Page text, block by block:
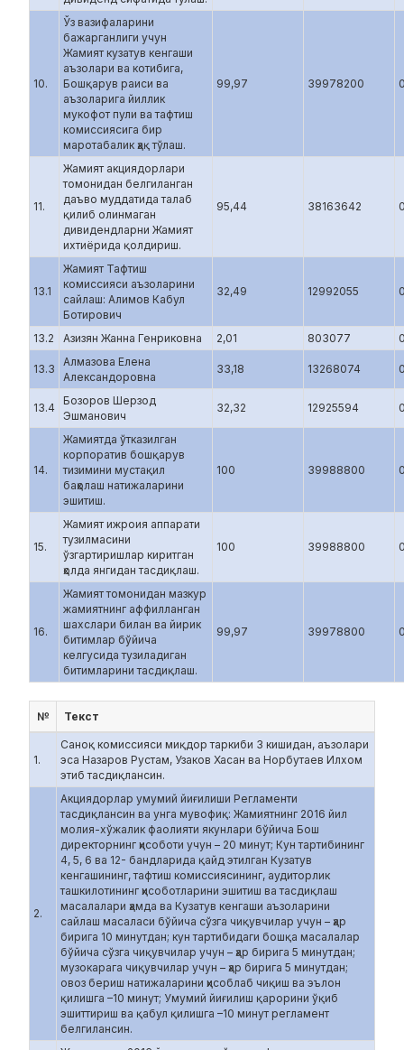
10.
Ўз вазифаларини
бажарганлиги учун
Жамият кузатув кенгаши
аъзолари ва котибига,
Бошқарув раиси ва
аъзоларига йиллик
мукофот пули ва тафтиш
комиссиясига бир
маротабалик ҳақ тўлаш.
99,97 39978200
11.
Жамият акциядорлари
томонидан белгиланган
даъво муддатида талаб
қилиб олинмаган
дивидендларни Жамият
ихтиёрида қолдириш.
95,44 38163642
13.1
Жамият Тафтиш
комиссияси аъзоларини
сайлаш: Алимов Кабул
Ботирович
32,49 12992055
13.2 Азизян Жанна Генриковна 2,01 803077
13.3
Алмазова Елена
Александоровна
33,18 13268074
13.4
Бозоров Шерзод
Эшманович
32,32 12925594
14.
Жамиятда ўтказилган
корпоратив бошқарув
тизимини мустақил
баҳолаш натижаларини
эшитиш.
100 39988800
15.
Жамият ижроия аппарати
тузилмасини
ўзгартиришлар киритган
ҳолда янгидан тасдиқлаш.
100 39988800
16.
Жамият томонидан мазкур
жамиятнинг аффилланган
шахслари билан ва йирик
битимлар бўйича
келгусида тузиладиган
битимларини тасдиқлаш.
99,97 39978800
№ Текст
1.
Саноқ комиссияси миқдор таркиби 3 кишидан, аъзолари
эса Назаров Рустам, Узаков Хасан ва Норбутаев Илхом
этиб тасдиқлансин.
2.
Акциядорлар умумий йиғилиши Регламенти
тасдиқлансин ва унга мувофиқ: Жамиятнинг 2016 йил
молия-хўжалик фаолияти якунлари бўйича Бош
директорнинг ҳисоботи учун – 20 минут; Кун тартибининг
4, 5, 6 ва 12- бандларида қайд этилган Кузатув
кенгашининг, тафтиш комиссиясининг, аудиторлик
ташкилотининг ҳисоботларини эшитиш ва тасдиқлаш
масалалари ҳамда ва Кузатув кенгаши аъзоларини
сайлаш масаласи бўйича сўзга чиқувчилар учун – ҳар
бирига 10 минутдан; кун тартибидаги бошқа масалалар
бўйича сўзга чиқувчилар учун – ҳар бирига 5 минутдан;
музокарага чиқувчилар учун – ҳар бирига 5 минутдан;
овоз бериш натижаларини ҳисоблаб чиқиш ва эълон
қилишга –10 минут; Умумий йиғилиш қарорини ўқиб
эшиттириш ва қабул қилишга –10 минут регламент
белгилансин.